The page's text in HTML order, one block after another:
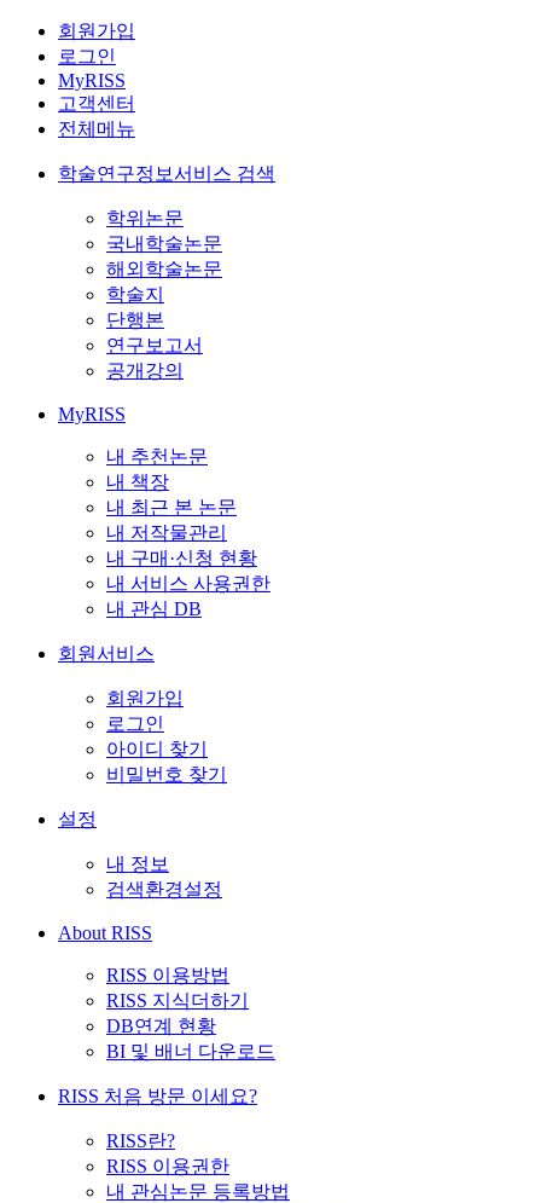
회원가입
로그인
MyRISS
고객센터
전체메뉴
학술연구정보서비스 검색
학위논문
국내학술논문
해외학술논문
학술지
단행본
연구보고서
공개강의
MyRISS
내 추천논문
내 책장
내 최근 본 논문
내 저작물관리
내 구매·신청 현황
내 서비스 사용권한
내 관심 DB
회원서비스
회원가입
로그인
아이디 찾기
비밀번호 찾기
설정
내 정보
검색환경설정
About RISS
RISS 이용방법
RISS 지식더하기
DB연계 현황
BI 및 배너 다운로드
RISS 처음 방문 이세요?
RISS란?
RISS 이용권한
내 관심논문 등록방법